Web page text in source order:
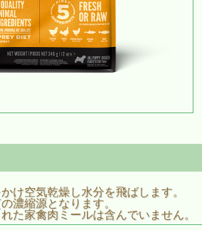
け空気乾燥し水分を飛ばします。
濃縮源となります。
た家禽肉ミールは含んでいません。